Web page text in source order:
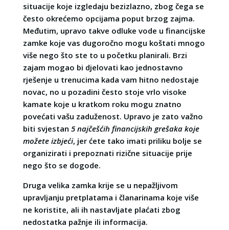
situacije koje izgledaju bezizlazno, zbog čega se
često okrećemo opcijama poput brzog zajma.
Međutim, upravo takve odluke vode u financijske
zamke koje vas dugoročno mogu koštati mnogo
više nego što ste to u početku planirali. Brzi
zajam mogao bi djelovati kao jednostavno
rješenje u trenucima kada vam hitno nedostaje
novac, no u pozadini često stoje vrlo visoke
kamate koje u kratkom roku mogu znatno
povećati vašu zaduženost. Upravo je zato važno
biti svjestan 5 najčešćih financijskih grešaka koje
možete izbjeći, jer ćete tako imati priliku bolje se
organizirati i prepoznati rizične situacije prije
nego što se dogode.
Druga velika zamka krije se u nepažljivom
upravljanju pretplatama i članarinama koje više
ne koristite, ali ih nastavljate plaćati zbog
nedostatka pažnje ili informacija.